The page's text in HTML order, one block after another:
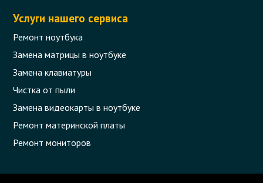
Услуги нашего сервиса
Ремонт ноутбука
Замена матрицы в ноутбуке
Замена клавиатуры
Чистка от пыли
Замена видеокарты в ноутбуке
Ремонт материнской платы
Ремонт мониторов